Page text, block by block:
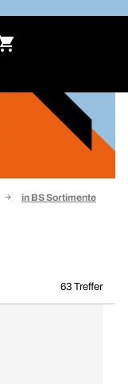
in BS Sortimente
63 Treffer